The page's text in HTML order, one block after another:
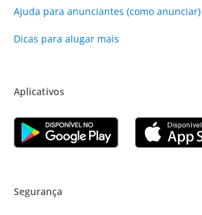
Ajuda para anunciantes (como anunciar)
Dicas para alugar mais
Aplicativos
Segurança